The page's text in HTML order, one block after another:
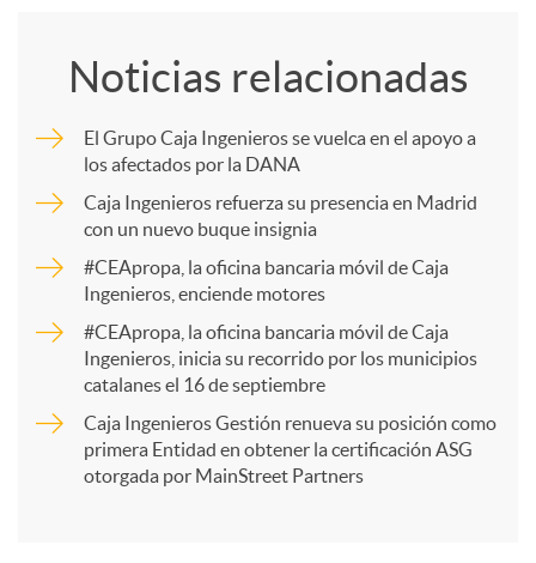
m
p
a
r
t
Noticias relacionadas
El Grupo Caja Ingenieros se vuelca en el apoyo a
los afectados por la DANA
Caja Ingenieros refuerza su presencia en Madrid
con un nuevo buque insignia
#CEApropa, la oficina bancaria móvil de Caja
Ingenieros, enciende motores
#CEApropa, la oficina bancaria móvil de Caja
Ingenieros, inicia su recorrido por los municipios
catalanes el 16 de septiembre
Caja Ingenieros Gestión renueva su posición como
primera Entidad en obtener la certificación ASG
otorgada por MainStreet Partners